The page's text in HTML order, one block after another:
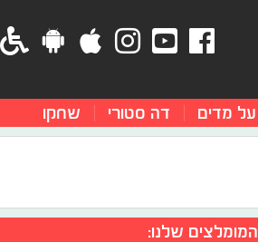
על מדים דה סטורי שחקו
המומלצים שלנו: